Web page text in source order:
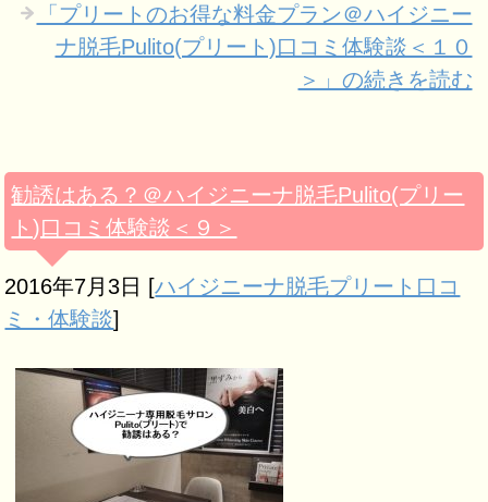
「プリートのお得な料金プラン＠ハイジニー
ナ脱毛Pulito(プリート)口コミ体験談＜１０
＞」の続きを読む
勧誘はある？＠ハイジニーナ脱毛Pulito(プリー
ト)口コミ体験談＜９＞
2016年7月3日 [ハイジニーナ脱毛プリート口コ
ミ・体験談]